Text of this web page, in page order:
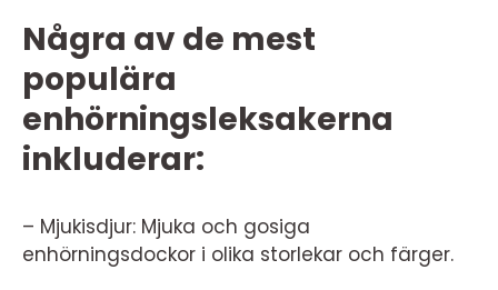
Några av de mest
populära
enhörningsleksakerna
inkluderar:
– Mjukisdjur: Mjuka och gosiga
enhörningsdockor i olika storlekar och färger.